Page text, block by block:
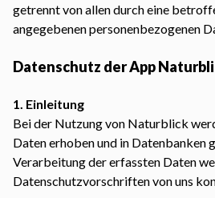
getrennt von allen durch eine
angegebenen personenbezogenen
Datenschutz der App
1. Einleitung
Bei der Nutzung von Naturblick
Daten erhoben und in Datenbanken
Verarbeitung der erfassten Daten
Datenschutzvorschriften von uns